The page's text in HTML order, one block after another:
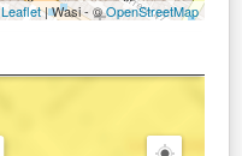
Leaflet| Wasi - ©OpenStreetMap